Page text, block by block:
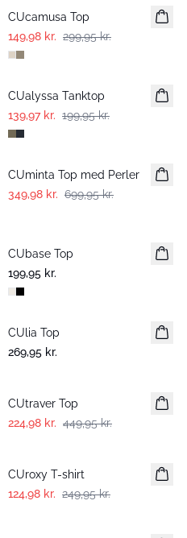
CUcamusa Top
149,98 kr. 299,95 kr.
-30%
CUalyssa Tanktop
139,97 kr. 199,95 kr.
-50%
CUminta Top med Perler
349,98 kr. 699,95 kr.
CUbase Top
199,95 kr.
CUlia Top
269,95 kr.
CUtraver Top
224,98 kr. 449,95 kr.
CUroxy T-shirt
124,98 kr. 249,95 kr.